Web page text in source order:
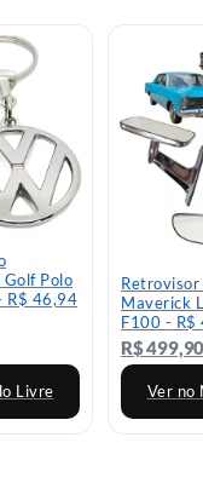
115,97
Miniatura
Kombi
Bege
R$ 69,90
Ver
Fusca